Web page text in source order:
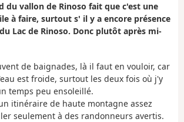
du vallon de Rinoso fait que c'est une
à faire, surtout s' il y a encore présence
Lac de Rinoso. Donc plutôt après mi-
de baignades, là il faut en vouloir, car
est froide, surtout les deux fois où j'y
temps peu ensoleillé.
itinéraire de haute montagne assez
seulement à des randonneurs avertis.